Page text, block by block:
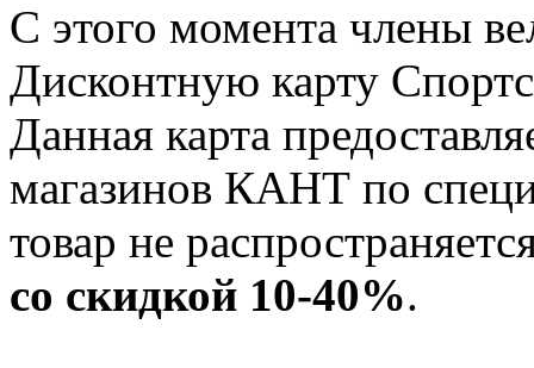
С этого момента члены
Дисконтную карту
Данная карта
магазинов КАНТ по
товар не
со скидкой 10-40%.